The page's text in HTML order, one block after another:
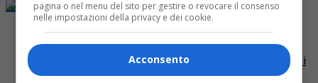
Dai blog di QP
Cycling Around Torino: le 10 tappe del percorso
A che punto siamo del Progetto VENTO per realizzare
un’infrastruttura ciclabile di oltre 700 km lungo gli argini
del Po da Venezia a Torino e viceversa
pagina o nel menu del sito per gestire o revocare il consenso
nelle impostazioni della privacy e dei cookie.
Acconsento